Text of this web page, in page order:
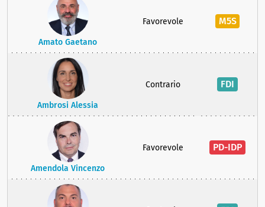
Amato Gaetano
Favorevole M5S
Ambrosi Alessia
Contrario FDI
Amendola Vincenzo
Favorevole PD-IDP